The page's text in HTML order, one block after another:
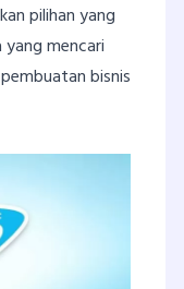
pilihan yang
mencari
bisnis